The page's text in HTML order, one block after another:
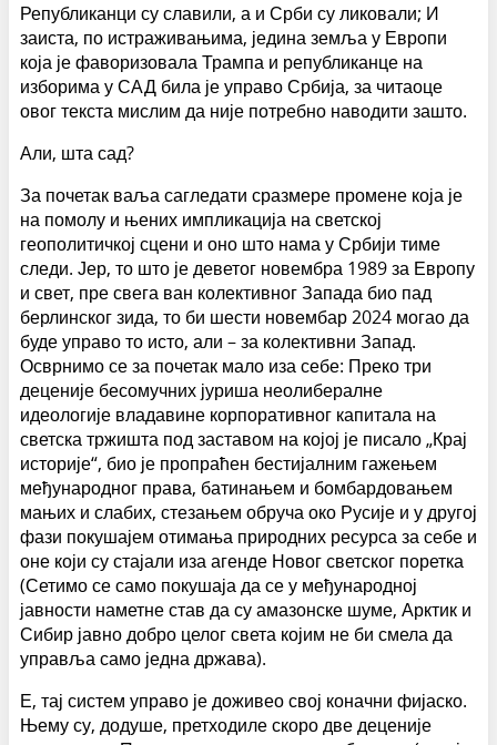
Републиканци су славили, а и Срби су ликовали; И
заиста, по истраживањима, једина земља у Европи
која је фаворизовала Трампа и републиканце на
изборима у САД била је управо Србија, за читаоце
овог текста мислим да није потребно наводити зашто.
Али, шта сад?
За почетак ваља сагледати сразмере промене која је
на помолу и њених импликација на светској
геополитичкој сцени и оно што нама у Србији тиме
следи. Јер, то што је деветог новембра 1989 за Европу
и свет, пре свега ван колективног Запада био пад
берлинског зида, то би шести новембар 2024 могао да
буде управо то исто, али – за колективни Запад.
Осврнимо се за почетак мало иза себе: Преко три
деценије бесомучних јуриша неолибералне
идеологије владавине корпоративног капитала на
светска тржишта под заставом на којој је писало „Крај
историје“, био је пропраћен бестијалним гажењем
међународног права, батинањем и бомбардовањем
мањих и слабих, стезањем обруча око Русије и у другој
фази покушајем отимања природних ресурса за себе и
оне који су стајали иза агенде Новог светског поретка
(Сетимо се само покушаја да се у међународној
јавности наметне став да су амазонске шуме, Арктик и
Сибир јавно добро целог света којим не би смела да
управља само једна држава).
Е, тај систем управо је доживео свој коначни фијаско.
Њему су, додуше, претходиле скоро две деценије